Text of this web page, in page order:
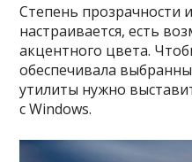
Степень прозрачности
настраивается, есть
акцентного цвета.
обеспечивала
утилиты нужно
с Windows.